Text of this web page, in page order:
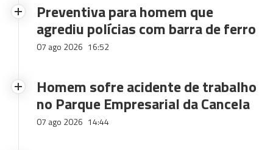
Preventiva para homem que
agrediu polícias com barra de ferro
07 ago 2026 16:52
Homem sofre acidente de trabalho
no Parque Empresarial da Cancela
07 ago 2026 14:44